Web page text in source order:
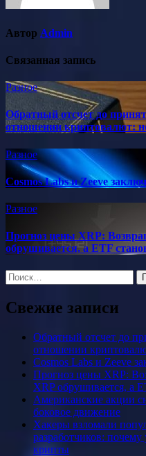
Автор Admin
Связанная запись
Разное
Обратный отсчет до
отношении криптовалют:
Разное
Cosmos Labs и Zeeve
Разное
Прогноз цены XRP:
обрушивается, а ETF
Найти:
Свежие записи
Обратный отсчет до
отношении
Cosmos Labs и Zeeve
Прогноз цены XRP:
XRP обрушивается, а
Американские акции
боковое движение
Хакеры взломали
разработчиков: почему
крипты